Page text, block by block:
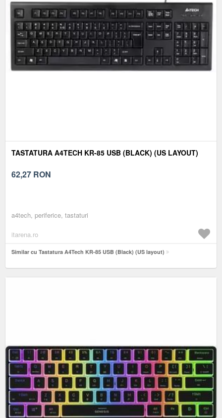
TASTATURA A4TECH KR-85 USB (BLACK) (US LAYOUT)
62,27 RON
a4tech, periferice, tastaturi
itarena.ro
Similar cu Tastatura A4Tech KR-85 USB (Black) (US layout)